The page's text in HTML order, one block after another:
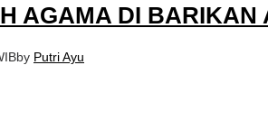
AGAMA DI
by Putri Ayu